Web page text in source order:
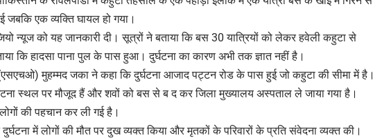
जबकि एक व्यक्ति घायल हो गया।
न्यूज को यह जानकारी दी। सूत्रों ने बताया कि बस 30 यात्रियों को लेकर हवेली कहुटा से
कि हादसा पाना पुल के पास हुआ। दुर्घटना का कारण अभी तक ज्ञात नहीं है।
मुहम्मद जका ने कहा कि दुर्घटना आजाद पट्टन रोड के पास हुई जो कहुटा की सीमा में है।
स्थल पर मौजूद हैं और शवों को बस से ब द कर जिला मुख्यालय अस्पताल ले जाया गया है।
की पहचान कर ली गई है।
में लोगों की मौत पर दुख व्यक्त किया और मृतकों के परिवारों के प्रति संवेदना व्यक्त की।